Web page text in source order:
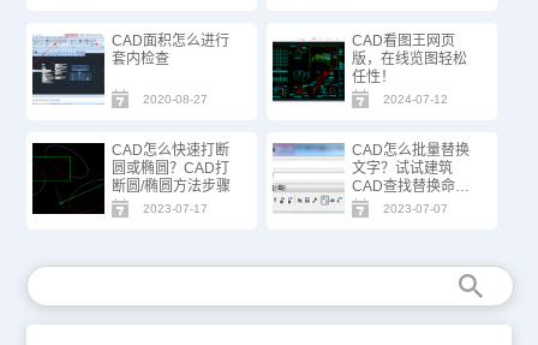
CAD面积怎么进行
套内检查
2020-08-27
CAD看图王网页
版，在线览图轻松
任性！
2024-07-12
CAD怎么快速打断
圆或椭圆？CAD打
断圆/椭圆方法步骤
2023-07-17
CAD怎么批量替换
文字？试试建筑
CAD查找替换命
令！
2023-07-07